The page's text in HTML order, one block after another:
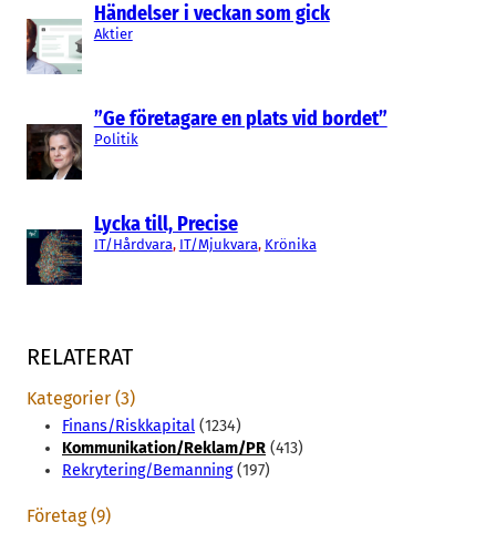
Händelser i veckan som gick
Aktier
”Ge företagare en plats vid bordet”
Politik
Lycka till, Precise
IT/Hårdvara, IT/Mjukvara, Krönika
RELATERAT
Kategorier (3)
Finans/Riskkapital (1234)
Kommunikation/Reklam/PR (413)
Rekrytering/Bemanning(197)
Företag (9)